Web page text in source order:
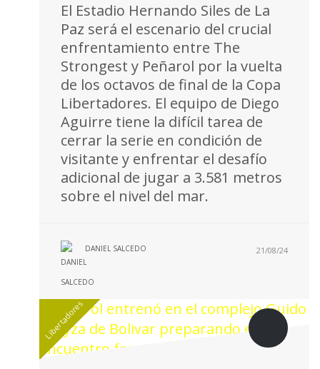
El Estadio Hernando Siles de La
Paz será el escenario del crucial
enfrentamiento entre The
Strongest y Peñarol por la vuelta
de los octavos de final de la Copa
Libertadores. El equipo de Diego
Aguirre tiene la difícil tarea de
cerrar la serie en condición de
visitante y enfrentar el desafío
adicional de jugar a 3.581 metros
sobre el nivel del mar.
DANIEL SALCEDO 21/08/24
Libertadores